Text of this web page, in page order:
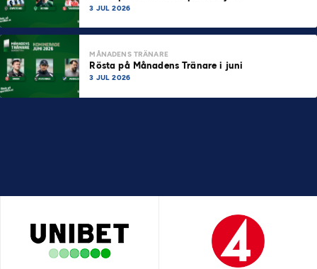
3 JUL 2026
MÅNADENS TRÄNARE
Rösta på Månadens Tränare i juni
3 JUL 2026